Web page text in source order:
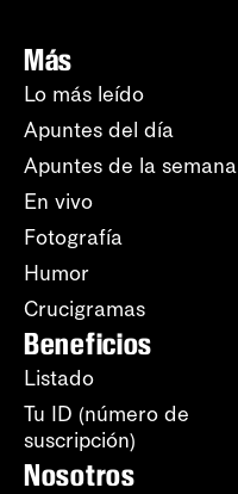
Más
Lo más leído
Apuntes del día
Apuntes de la semana
En vivo
Fotografía
Humor
Crucigramas
Beneficios
Listado
Tu ID (número de
suscripción)
Nosotros